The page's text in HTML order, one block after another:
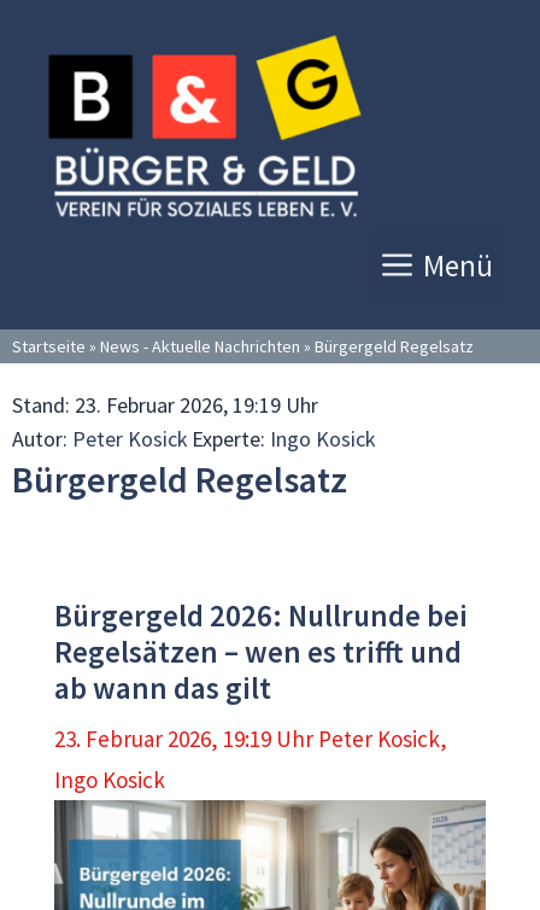
Inhalt
springen
Menü
Startseite » News - Aktuelle Nachrichten » Bürgergeld Regelsatz
Stand: 23. Februar 2026, 19:19 Uhr
Autor: Peter Kosick Experte: Ingo Kosick
Bürgergeld Regelsatz
Bürgergeld 2026: Nullrunde bei
Regelsätzen – wen es trifft und
ab wann das gilt
23. Februar 2026, 19:19 Uhr Peter Kosick,
Ingo Kosick